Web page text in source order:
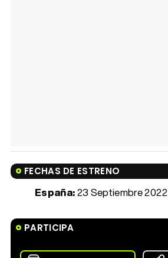
FECHAS DE ESTRENO
España:23 Septiembre 2022
PARTICIPA